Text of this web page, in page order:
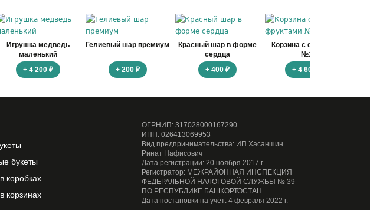
Игрушка медведь
маленький
+ 4 200 ₽
Гелиевый шар премиум
+ 200 ₽
Красный шар в форме
сердца
+ 400 ₽
Корзина с фруктами
№1
+ 4 600 ₽
букеты
коробках
корзинах
ОГРНИП: 317028000167290
ИНН: 026413069953
Вид предпринимательства: ИП Хасаншин
Ринат Нафисович
Дата регистрации: 20 ноября 2017 г.
Регистратор: МЕЖРАЙОННАЯ ИНСПЕКЦИЯ
ФЕДЕРАЛЬНОЙ НАЛОГОВОЙ СЛУЖБЫ № 39
ПО РЕСПУБЛИКЕ БАШКОРТОСТАН
Дата постановки на учёт: 4 февраля 2022 г.